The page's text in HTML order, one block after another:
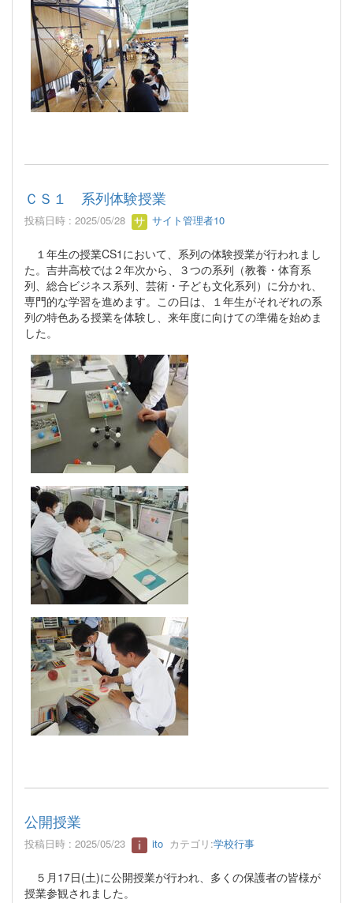
ＣＳ１ 系列体験授業
投稿日時 : 2025/05/28 サイト管理者10
１年生の授業CS1において、系列の体験授業が行われまし
た。吉井高校では２年次から、３つの系列（教養・体育系
列、総合ビジネス系列、芸術・子ども文化系列）に分かれ、
専門的な学習を進めます。この日は、１年生がそれぞれの系
列の特色ある授業を体験し、来年度に向けての準備を始めま
した。
公開授業
投稿日時 : 2025/05/23 ito カテゴリ:学校行事
５月17日(土)に公開授業が行われ、多くの保護者の皆様が
授業参観されました。